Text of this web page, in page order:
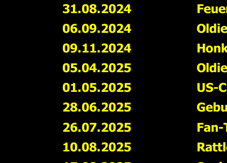
31.08.2024
06.09.2024
09.11.2024
05.04.2025
01.05.2025
US-
28.06.2025
26.07.2025
10.08.2025